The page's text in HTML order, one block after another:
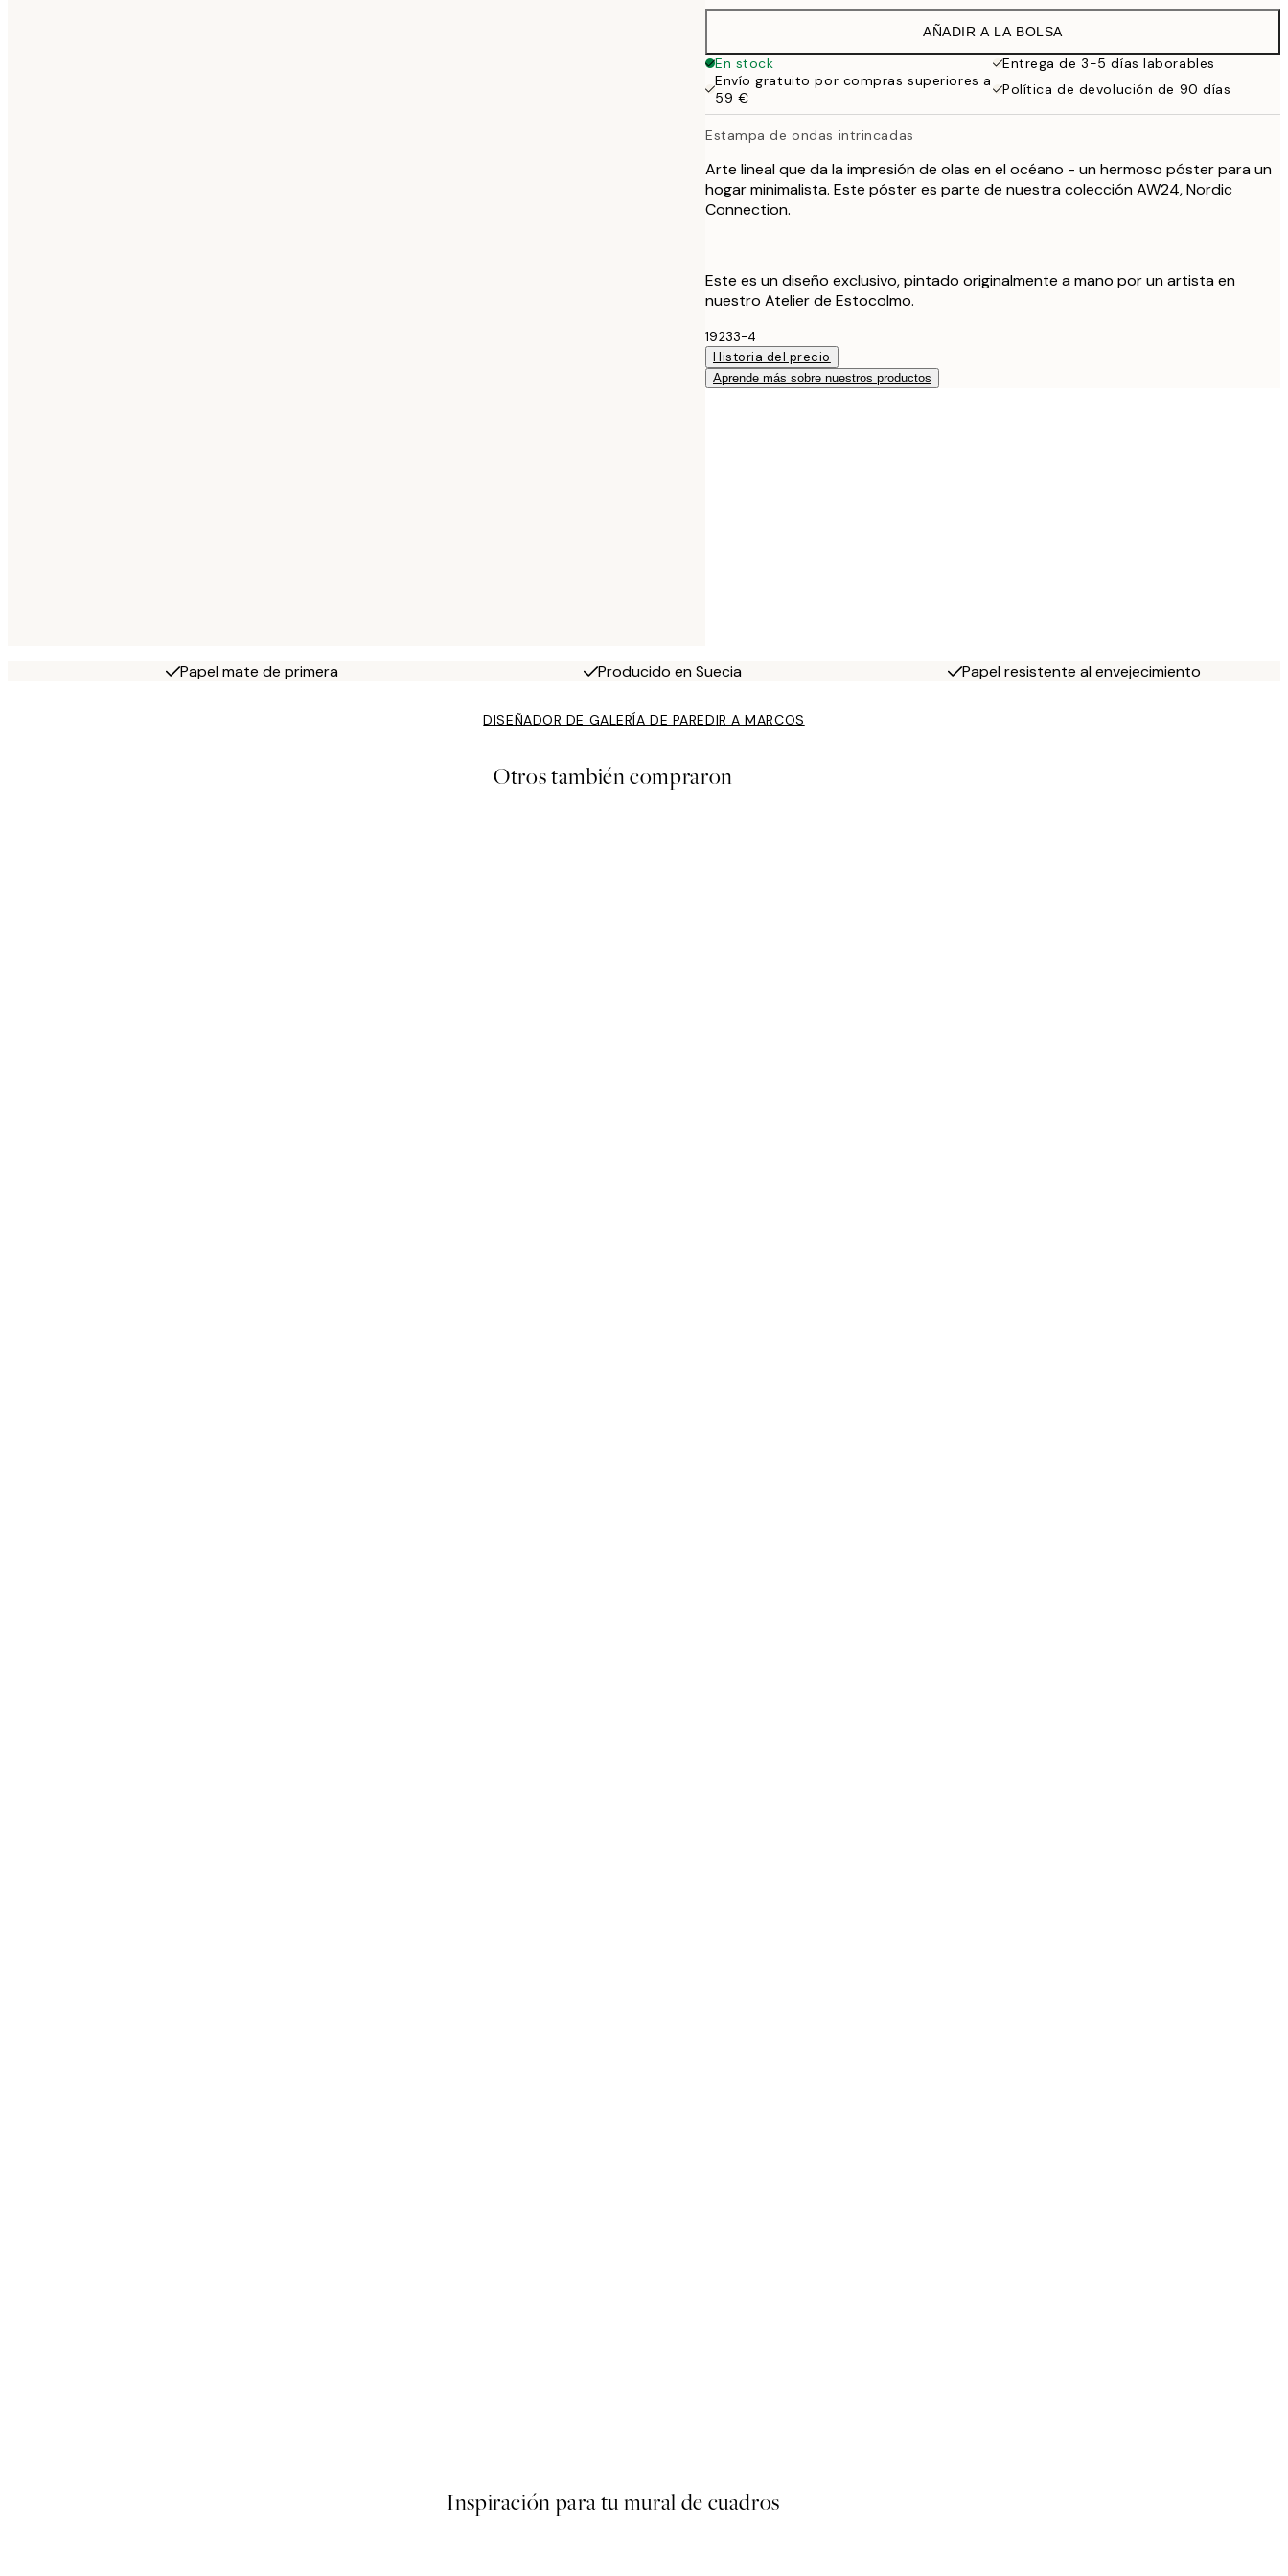
19,95 €
27,45 €
50x50 cm 13,73 €
50x70 cm
70x100 cm 24,50 €
AÑADIR A LA BOLSA
En stock
Entrega de 3-5 días laborables
Envío gratuito por compras superiores a
59 €
Política de devolución de 90 días
Estampa de ondas intrincadas
Arte lineal que da la impresión de olas en el océano - un hermoso póster para un
hogar minimalista. Este póster es parte de nuestra colección AW24, Nordic
Connection.
Este es un diseño exclusivo, pintado originalmente a mano por un artista en
nuestro Atelier de Estocolmo.
19233-4
Historia del precio
Aprende más sobre nuestros productos
Papel mate de primera Producido en Suecia Papel resistente al envejecimiento
DISEÑADOR DE GALERÍA DE PAREDIR A MARCOS
Otros también compraron
Inspiración para tu mural de cuadros